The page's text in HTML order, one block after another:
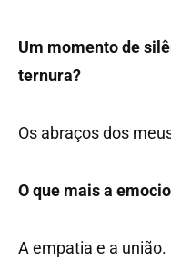
Um momento de
ternura?
Os abraços dos
O que mais a
A empatia e a união.